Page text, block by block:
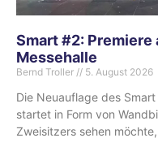
Smart #2:
Messehalle
Bernd Troller 5. August 2026
Die Neuauflage des
startet in Form von
Zweisitzers sehen